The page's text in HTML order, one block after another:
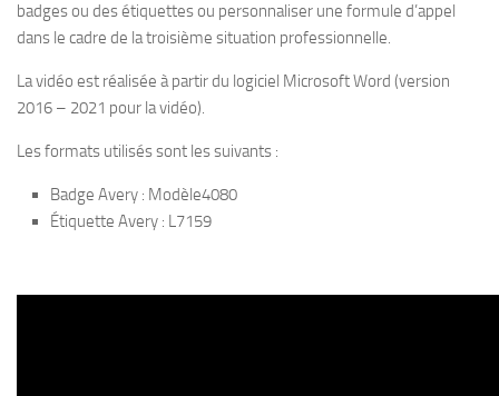
badges ou des étiquettes ou personnaliser une formule d’appel
dans le cadre de la troisième situation professionnelle.
La vidéo est réalisée à partir du logiciel Microsoft Word (version
2016 – 2021 pour la vidéo).
Les formats utilisés sont les suivants :
Badge Avery : Modèle4080
Étiquette Avery : L7159